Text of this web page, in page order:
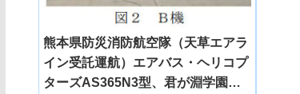
熊本県防災消防航空隊（天草エアラ
イン受託運航）エアバス・ヘリコプ
ターズAS365N3型、君が淵学園